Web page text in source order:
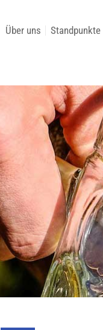
Über uns Standpunkte